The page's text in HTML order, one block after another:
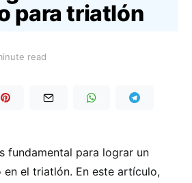
para triatlón
read
fundamental para lograr un
el triatlón. En este artículo,